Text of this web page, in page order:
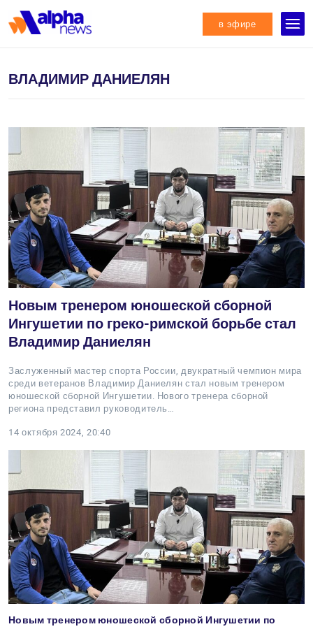
в эфире
ВЛАДИМИР ДАНИЕЛЯН
Новым тренером юношеской сборной
Ингушетии по греко-римской борьбе стал
Владимир Даниелян
Заслуженный мастер спорта России, двукратный чемпион мира
среди ветеранов Владимир Даниелян стал новым тренером
юношеской сборной Ингушетии. Нового тренера сборной
региона представил руководитель…
14 октября 2024, 20:40
Новым тренером юношеской сборной Ингушетии по